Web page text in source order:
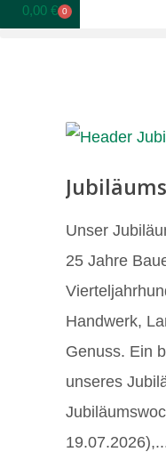
0,00 € 0
Unser
25 Jahre
Handwerk,
Genuss. Ein
unseres